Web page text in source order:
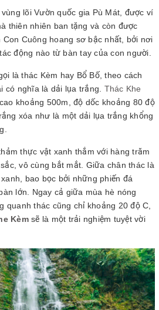
lõi Vườn quốc gia Pù Mát, được ví
thiên nhiên ban tặng và còn được
Con Cuông hoang sơ bậc nhất, bởi nơi
động nào từ bàn tay của con người.
là thác Kèm hay Bổ Bố, theo cách
có nghĩa là dải lụa trắng. Thác Khe
khoảng 500m, độ dốc khoảng 80 độ
xóa như là một dải lụa trắng khổng
thực vật xanh thắm với hàng trăm
vô cùng bắt mắt. Giữa chân thác là
bao bọc bởi những phiến đá
lớn. Ngay cả giữa mùa hè nóng
quanh thác cũng chỉ khoảng 20 độ C,
Kèmsẽ là một trải nghiệm tuyệt vời